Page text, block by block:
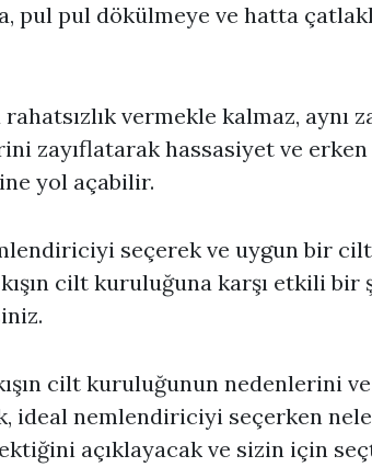
pul pul dökülmeye ve hatta
vermekle kalmaz, aynı
zayıflatarak hassasiyet ve erken
yol açabilir.
seçerek ve uygun bir cilt
cilt kuruluğuna karşı etkili bir
cilt kuruluğunun nedenlerini ve
ideal nemlendiriciyi seçerken
açıklayacak ve sizin için